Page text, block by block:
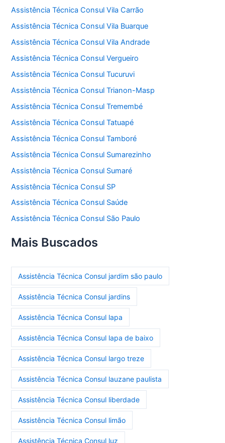
Assistência Técnica Consul Vila Carrão
Assistência Técnica Consul Vila Buarque
Assistência Técnica Consul Vila Andrade
Assistência Técnica Consul Vergueiro
Assistência Técnica Consul Tucuruvi
Assistência Técnica Consul Trianon-Masp
Assistência Técnica Consul Tremembé
Assistência Técnica Consul Tatuapé
Assistência Técnica Consul Tamboré
Assistência Técnica Consul Sumarezinho
Assistência Técnica Consul Sumaré
Assistência Técnica Consul SP
Assistência Técnica Consul Saúde
Assistência Técnica Consul São Paulo
Mais Buscados
Assistência Técnica Consul jardim são paulo
Assistência Técnica Consul jardins
Assistência Técnica Consul lapa
Assistência Técnica Consul lapa de baixo
Assistência Técnica Consul largo treze
Assistência Técnica Consul lauzane paulista
Assistência Técnica Consul liberdade
Assistência Técnica Consul limão
Assistência Técnica Consul luz